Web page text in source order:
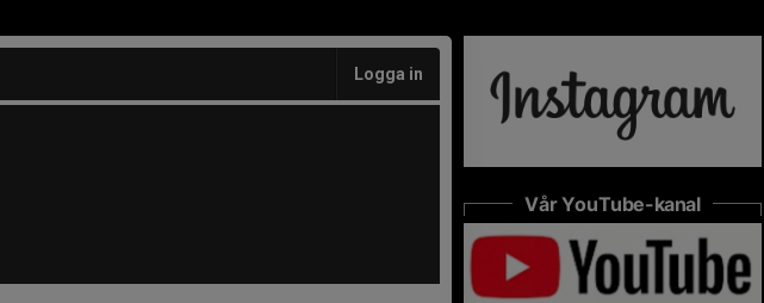
Logga in
Vår YouTube-kanal